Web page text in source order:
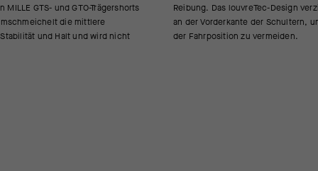
GTS- und GTO-Trägershorts
die mittlere
und Halt und wird nicht
Design verzichtet auf Material
um Faltenbildung in
der Fahrposition zu vermeiden.